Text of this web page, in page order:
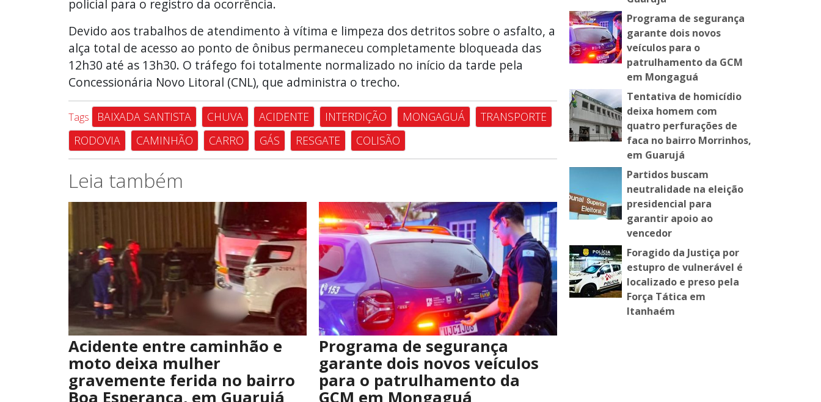
policial para o registro da ocorrência.
Devido aos trabalhos de atendimento à vítima e limpeza dos detritos sobre o asfalto, a
alça total de acesso ao ponto de ônibus permaneceu completamente bloqueada das
12h30 até as 13h30. O tráfego foi totalmente normalizado no início da tarde pela
Concessionária Novo Litoral (CNL), que administra o trecho.
Tags BAIXADA SANTISTA CHUVA ACIDENTE INTERDIÇÃO MONGAGUÁ
TRANSPORTE
RODOVIA
CAMINHÃO CARRO GÁS RESGATE COLISÃO
Leia também
Acidente entre caminhão e
moto deixa mulher
gravemente ferida no bairro
Boa Esperança, em Guarujá
Programa de segurança
garante dois novos veículos
para o patrulhamento da
GCM em Mongaguá
Programa de segurança
garante dois novos
veículos para o
patrulhamento da GCM
em Mongaguá
Tentativa de homicídio
deixa homem com
quatro perfurações de
faca no bairro Morrinhos,
em Guarujá
Partidos buscam
neutralidade na eleição
presidencial para
garantir apoio ao
vencedor
Foragido da Justiça por
estupro de vulnerável é
localizado e preso pela
Força Tática em
Itanhaém